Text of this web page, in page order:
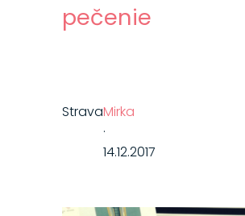
pečenie
StravaMirka
·
14.12.2017